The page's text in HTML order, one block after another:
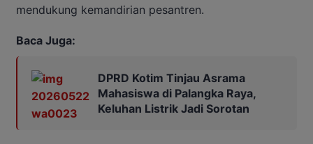
mendukung kemandirian pesantren.
Baca Juga:
DPRD Kotim Tinjau Asrama
Mahasiswa di Palangka Raya,
Keluhan Listrik Jadi Sorotan